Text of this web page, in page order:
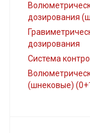
дозирования
дозирования
Система
(шнековые)